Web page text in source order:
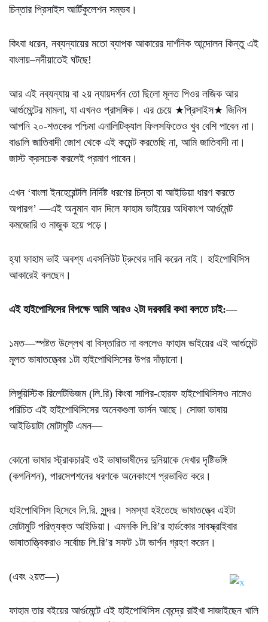
চিন্তার প্রিসাইস আর্টিকুলেশন সম্ভব।
কিংবা ধরেন, নব্যন্যায়ের মতো ব্যাপক আকারের দার্শনিক আন্দোলন কিন্তু এই
বাংলায়–নদীয়াতেই ঘটছে!
আর এই নব্যন্যায় বা ২য় ন্যায়দর্শন তো ছিলো মূলত পিওর লজিক আর
আর্গুমেন্টের মামলা, যা এখনও প্রাসঙ্গিক। এর চেয়ে ★প্রিসাইস★ জিনিস
আপনি ২০-শতকের পশ্চিমা এনালিটিক্যাল ফিলসফিতেও খুব বেশি পাবেন না।
বাঙালি জাতিবাদী জোশ থেকে এই কমেন্ট করতেছি না, আমি জাতিবাদী না।
জাস্ট ক্রসচেক করলেই প্রমাণ পাবেন।
এখন ‘বাংলা ইনহেরেন্টলি নির্দিষ্ট ধরণের চিন্তা বা আইডিয়া ধারণ করতে
অপারগ’ —এই অনুমান বাদ দিলে ফাহাম ভাইয়ের অধিকাংশ আর্গুমেন্ট
কমজোরি ও নাজুক হয়ে পড়ে।
হ্যা ফাহাম ভাই অবশ্য এবসলিউট ট্রুথের দাবি করেন নাই। হাইপোথিসিস
আকারেই বলছেন।
এই হাইপোসিসের বিপক্ষে আমি আরও ২টা দরকারি কথা বলতে চাই:—
১মত—স্পষ্টত উল্লেখ বা বিস্তারিত না বললেও ফাহাম ভাইয়ের এই আর্গুমেন্ট
মূলত ভাষাতত্ত্বের ১টা হাইপোথিসিসের উপর দাঁড়ানো।
লিঙ্গুয়িস্টিক রিলেটিভিজম (লি.রি) কিংবা সাপির-হোরফ হাইপোথিসিসও নামেও
পরিচিত এই হাইপোথিসিসের অনেকগুলা ভার্সন আছে। সোজা ভাষায়
আইডিয়াটা মোটামুটি এমন—
কোনো ভাষার স্ট্রাকচারই ওই ভাষাভাষীদের দুনিয়াকে দেখার দৃষ্টিভঙ্গি
(কগনিশন), পারসেপশনের ধরণকে অনেকাংশে প্রভাবিত করে।
হাইপোথিসিস হিসেবে লি.রি. সুন্দর। সমস্যা হইতেছে ভাষাতত্ত্বে এইটা
মোটামুটি পরিত্যক্ত আইডিয়া। এমনকি লি.রি’র হার্ডকোর সাবস্ক্রাইবার
ভাষাতাত্ত্বিকরাও সর্বোচ্চ লি.রি’র সফট ১টা ভার্শন গ্রহণ করেন।
(এবং ২য়ত—)
ফাহাম তার বইয়ের আর্গুমেন্টে এই হাইপোথিসিস কেন্দ্রে রাইখা সাজাইছেন খালি